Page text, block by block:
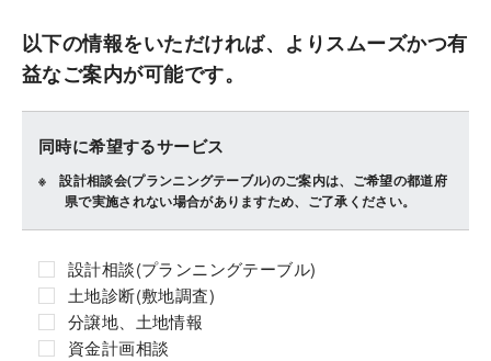
以下の情報をいただければ、よりスムーズかつ有
益なご案内が可能です。
同時に希望するサービス
設計相談会(プランニングテーブル)のご案内は、ご希望の都道府
県で実施されない場合がありますため、ご了承ください。
設計相談(プランニングテーブル)
土地診断(敷地調査)
分譲地、土地情報
資金計画相談